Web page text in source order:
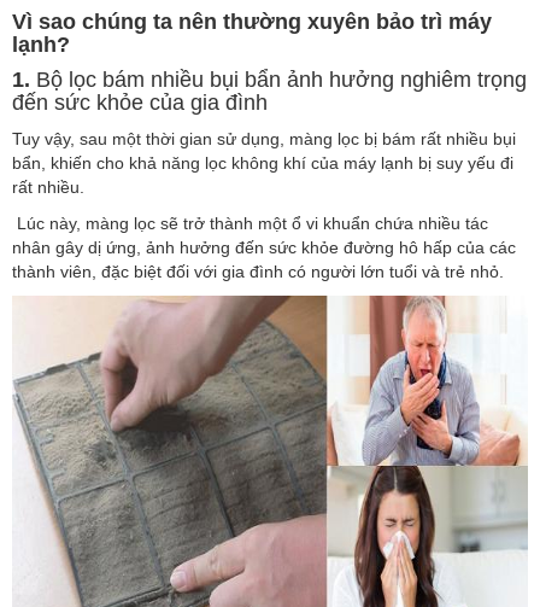
Vì sao chúng ta nên thường xuyên bảo trì máy
lạnh?
1. Bộ lọc bám nhiều bụi bẩn ảnh hưởng nghiêm trọng
đến sức khỏe của gia đình
Tuy vậy, sau một thời gian sử dụng, màng lọc bị bám rất nhiều bụi
bẩn, khiến cho khả năng lọc không khí của máy lạnh bị suy yếu đi
rất nhiều.
Lúc này, màng lọc sẽ trở thành một ổ vi khuẩn chứa nhiều tác
nhân gây dị ứng, ảnh hưởng đến sức khỏe đường hô hấp của các
thành viên, đặc biệt đối với gia đình có người lớn tuổi và trẻ nhỏ.